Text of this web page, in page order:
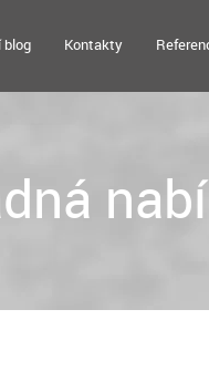
blog Kontakty